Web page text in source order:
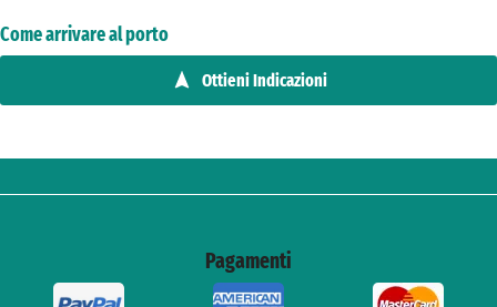
Come arrivare al porto
Ottieni Indicazioni
Pagamenti